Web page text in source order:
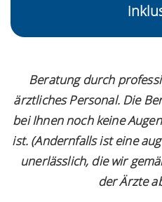
Beratung durch
ärztliches Personal. Die
bei Ihnen noch keine
ist. (Andernfalls ist eine
unerlässlich, die wir
der Ärzte